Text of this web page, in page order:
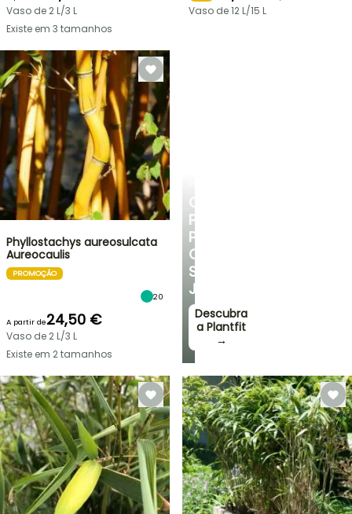
CONSELHOS
PERSONALIZADOS
PARA
O
SEU
JARDIM
Descubra
a Plantfit
→
Vaso de 2 L/3 L
Existe em 3 tamanhos
Vaso de 12 L/15 L
Phyllostachys aureosulcata
Aureocaulis
PROMOÇÃO
20
A partir de24,50 €
Vaso de 2 L/3 L
Existe em 2 tamanhos